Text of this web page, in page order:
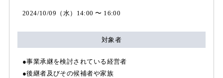
2024/10/09（水）14:00 〜 16:00
対象者
●事業承継を検討されている経営者
●後継者及びその候補者や家族